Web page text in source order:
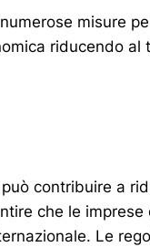
misure
riducendo al
contribuire a
che le
Le